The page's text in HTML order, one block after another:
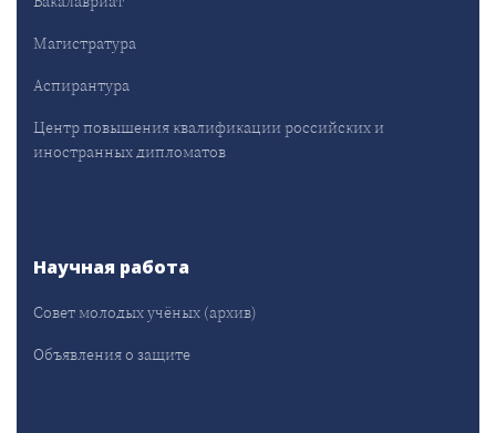
Магистратура
Аспирантура
Центр повышения квалификации российских и
иностранных дипломатов
Научная работа
Совет молодых учёных (архив)
Объявления о защите